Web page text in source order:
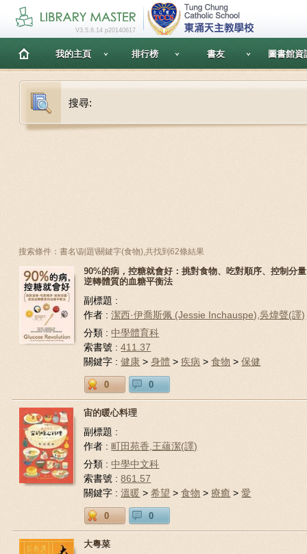
V3.5.6.14 p20140617
我的主頁 排行榜 書友 圖書館資
搜尋:
搜索條件：書名\副題\關鍵字(食物),共找到62條結果
90%的病，控糖就會好：挑對食物、吃對順序、控制分
逆轉體質的血糖平衡法
副標題 :
作者 :潔西·伊喬斯佩 (Jessie Inchauspe),吳煒聲(譯)
分類 :中學體育科
索書號 :411.37
關鍵字 :健康 >身體 >疾病 >食物 >保健
0 0
宙的暖心料理
副標題 :
作者 :町田苑香,王蘊潔(譯)
分類 :中學中文科
索書號 :861.57
關鍵字 :溫暖 >希望 >食物 >療癒 >愛
0 0
大粵菜